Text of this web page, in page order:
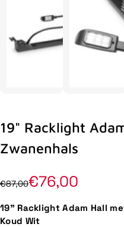
19" Racklight
Zwanenhals
€87,00€76,00
19" Racklight Adam Hall
Koud Wit